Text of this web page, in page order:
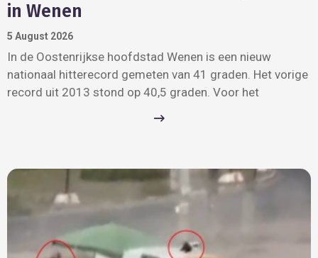
in Wenen
5 August 2026
In de Oostenrijkse hoofdstad Wenen is een nieuw
nationaal hitterecord gemeten van 41 graden. Het vorige
record uit 2013 stond op 40,5 graden. Voor het